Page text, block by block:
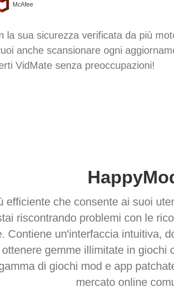
McAfee
la sua sicurezza verificata da più
anche scansionare ogni
VidMate senza preoccupazioni!
efficiente che consente ai suoi
riscontrando problemi con le
Contiene un'interfaccia intuitiva,
gemme illimitate in
di giochi mod e app
mercato online